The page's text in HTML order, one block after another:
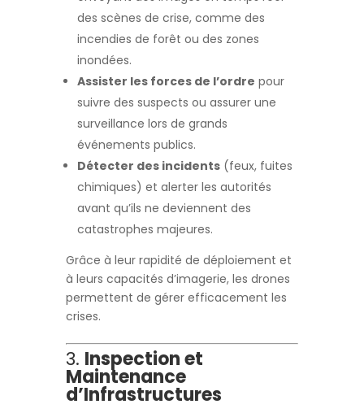
des scènes de crise, comme des
incendies de forêt ou des zones
inondées.
Assister les forces de l’ordre pour
suivre des suspects ou assurer une
surveillance lors de grands
événements publics.
Détecter des incidents (feux, fuites
chimiques) et alerter les autorités
avant qu’ils ne deviennent des
catastrophes majeures.
Grâce à leur rapidité de déploiement et
à leurs capacités d’imagerie, les drones
permettent de gérer efficacement les
crises.
3. Inspection et
Maintenance
d’Infrastructures